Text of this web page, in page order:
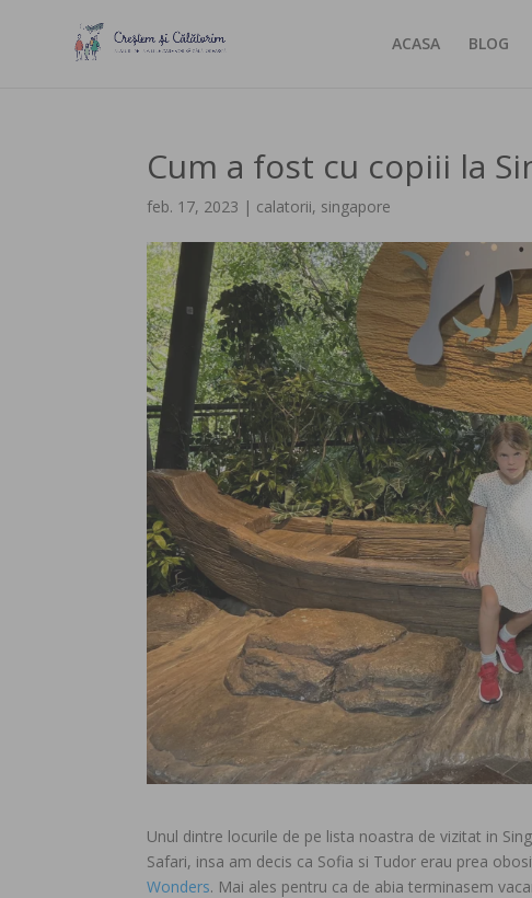
ACASA BLOG
Cum a fost cu copiii la
feb. 17, 2023 | calatorii, singapore
Unul dintre locurile de pe lista noastra de vizitat in
Safari, insa am decis ca Sofia si Tudor erau prea
Wonders. Mai ales pentru ca de abia terminasem